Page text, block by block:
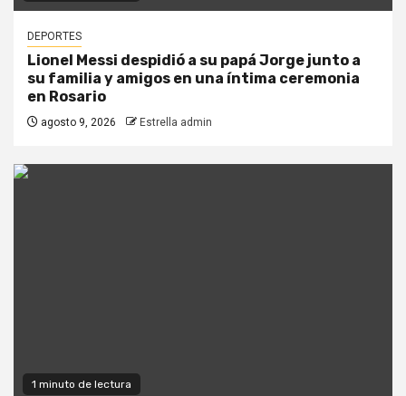
DEPORTES
Lionel Messi despidió a su papá Jorge junto a
su familia y amigos en una íntima ceremonia
en Rosario
agosto 9, 2026 Estrella admin
1 minuto de lectura